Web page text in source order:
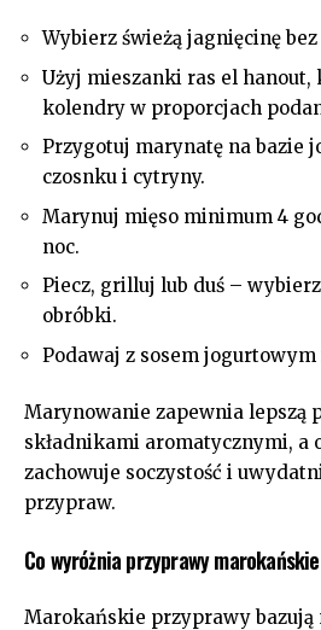
Wybierz świeżą jagnięcinę
Użyj mieszanki ras el
kolendry w proporcjach
Przygotuj marynatę na bazie
czosnku i cytryny.
Marynuj mięso minimum 4
noc.
Piecz, grilluj lub duś –
obróbki.
Podawaj z sosem jogurtowym
Marynowanie zapewnia lepszą
składnikami aromatycznymi, a
zachowuje soczystość i
przypraw.
Co wyróżnia przyprawy
Marokańskie przyprawy bazują